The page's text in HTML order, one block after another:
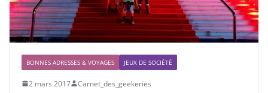
BONNES ADRESSES & VOYAGES JEUX DE SOCIÉTÉ
2 mars 2017 Carnet_des_geekeries